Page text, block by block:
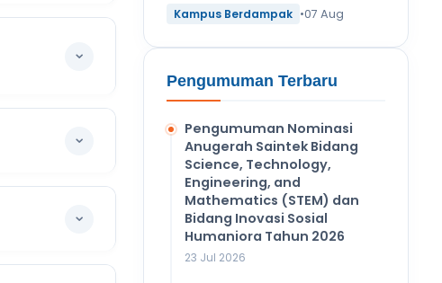
Kampus Berdampak •07 Aug
Pengumuman Terbaru
Pengumuman Nominasi
Anugerah Saintek Bidang
Science, Technology,
Engineering, and
Mathematics (STEM) dan
Bidang Inovasi Sosial
Humaniora Tahun 2026
23 Jul 2026